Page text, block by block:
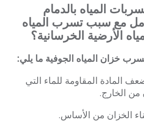
المياه بالدمام
مع سبب تسرب المياه
الأرضية الخرسانية؟
خزان المياه الجوفية ما يلي:
المادة المقاومة للماء التي
الخارج.
الخزان من الأساس.